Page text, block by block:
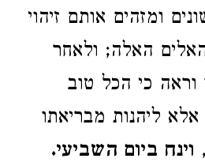
ומזהים אותם זיהוי
האלה; ולאחר
כי הכל טוב
ליהנות מבריאתו
וינח ביום השביעי.